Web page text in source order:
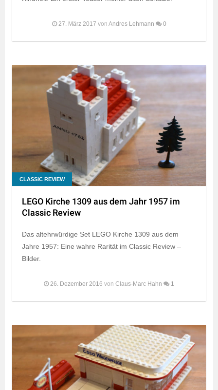
27. März 2017 von Andres Lehmann 0
CLASSIC REVIEW
LEGO Kirche 1309 aus dem Jahr 1957 im
Classic Review
Das altehrwürdige Set LEGO Kirche 1309 aus dem
Jahre 1957: Eine wahre Rarität im Classic Review –
Bilder.
26. Dezember 2016 von Claus-Marc Hahn 1